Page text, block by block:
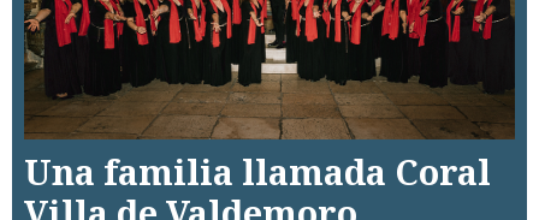
Una familia llamada Coral